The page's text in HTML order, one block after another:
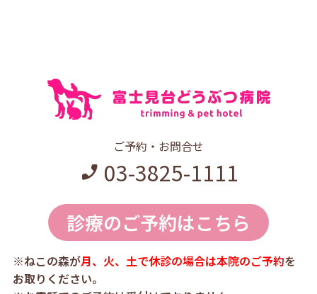
ご予約・お問合せ
03-3825-1111
診療のご予約はこちら
※ねこの森が月、火、土で休診の場合は本院のご予約を
お取りください。